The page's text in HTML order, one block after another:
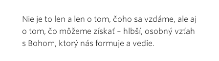
Nie je to len a len o tom, čoho sa vzdáme, ale aj
o tom, čo môžeme získať – hlbší, osobný vzťah
s Bohom, ktorý nás formuje a vedie.